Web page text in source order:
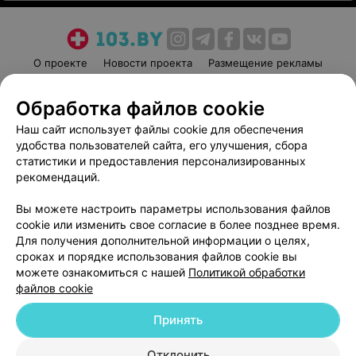
О проекте Новости проекта
Размещение рекламы
Пользовательское соглашение
Способы оплаты
Вакансии
Партнеры
Написать руководителю 103.by
Обработка персональных данных
© 2026 ООО «Артокс Лаб», УНП 191700409
| 220012, Республика Беларусь,
Обработка файлов cookie
Наш сайт использует файлы cookie для обеспечения
удобства пользователей сайта, его улучшения, сбора
статистики и предоставления персонализированных
рекомендаций.
Вы можете настроить параметры использования файлов
cookie или изменить свое согласие в более позднее время.
Для получения дополнительной информации о целях,
сроках и порядке использования файлов cookie вы
можете ознакомиться с нашей Политикой обработки
файлов cookie
Принять